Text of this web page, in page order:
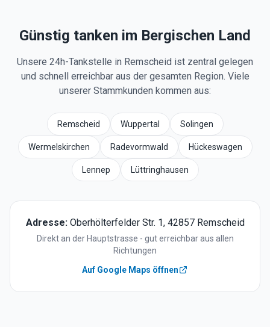
Günstig tanken im Bergischen Land
Unsere 24h-Tankstelle in Remscheid ist zentral gelegen
und schnell erreichbar aus der gesamten Region. Viele
unserer Stammkunden kommen aus:
Remscheid Wuppertal Solingen
Wermelskirchen Radevormwald Hückeswagen
Lennep Lüttringhausen
Adresse:Oberhölterfelder Str. 1, 42857 Remscheid
Direkt an der Hauptstrasse - gut erreichbar aus allen
Richtungen
Auf Google Maps öffnen